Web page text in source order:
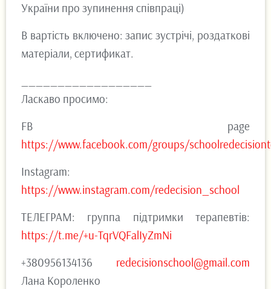
України про зупинення співпраці)
В вартість включено: запис зустрічі, роздаткові
матеріали, сертификат.
Ласкаво просимо:
FB page
https://www.facebook.com/groups/
Instagram:
https://www.instagram.com/redecision_school
ТЕЛЕГРАМ: группа підтримки терапевтів:
https://t.me/+u-TqrVQFalIyZmNi
+380956134136 redecisionschool@gmail.com
Лана Короленко